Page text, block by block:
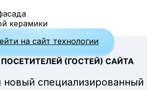
керамики
на сайт технологии
(ГОСТЕЙ) САЙТА
специализированный